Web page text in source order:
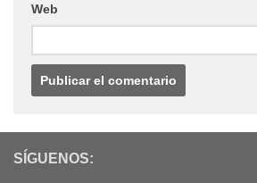
Web
SÍGUENOS: